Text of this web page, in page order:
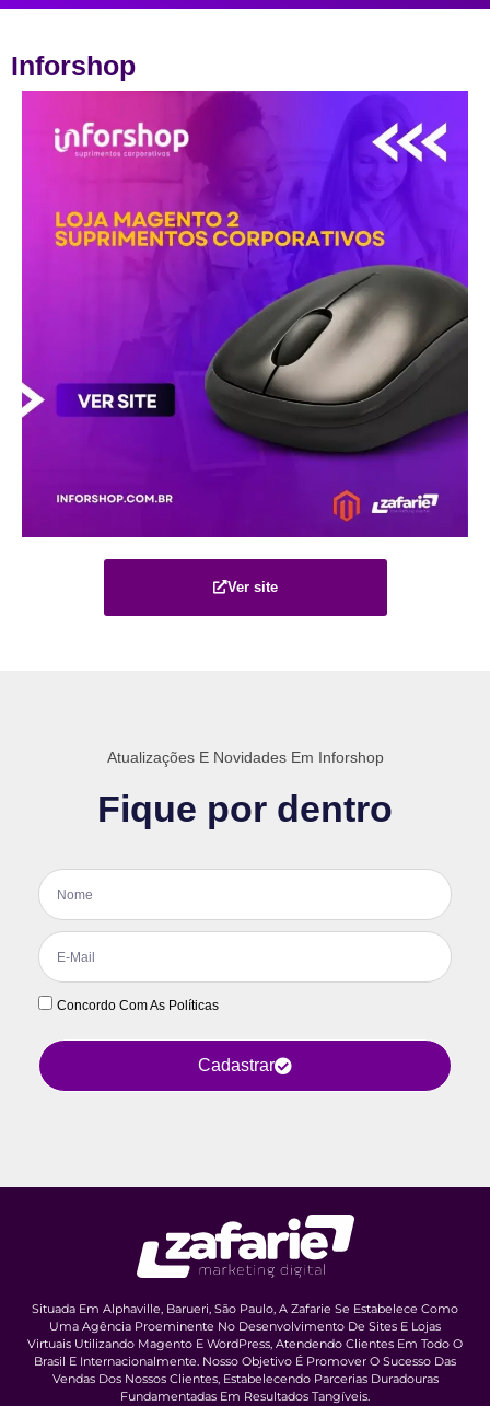
Inforshop
Ver site
Atualizações E Novidades Em Inforshop
Fique por dentro
Concordo Com As Políticas
Cadastrar
Situada Em Alphaville, Barueri, São Paulo, A Zafarie Se Estabelece Como
Uma Agência Proeminente No Desenvolvimento De Sites E Lojas
Virtuais Utilizando Magento E WordPress, Atendendo Clientes Em Todo O
Brasil E Internacionalmente. Nosso Objetivo É Promover O Sucesso Das
Vendas Dos Nossos Clientes, Estabelecendo Parcerias Duradouras
Fundamentadas Em Resultados Tangíveis.